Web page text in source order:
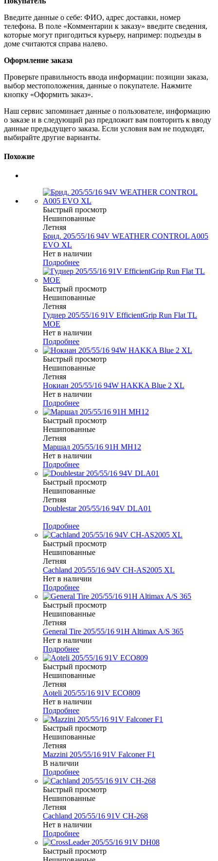
Введите данные о себе: ФИО, адрес доставки, номер
телефона. В поле «Комментарии к заказу» введите сведения,
которые могут пригодиться курьеру, например: подъезды в
доме считаются справа налево.
Оформление заказа
Проверьте правильность ввода информации: позиции заказа,
выбор местоположения, данные о покупателе. Нажмите
кнопку «Оформить заказ».
Наш сервис запоминает данные о пользователе, информацию
о заказе и в следующий раз предложит вам повторить к вводу
данные предыдущего заказа. Если условия вам не подходят,
выбирайте другие варианты.
Похожие
Быстрый просмотр
Нешипованные
Летняя
Брид. 205/55/16 94V WEATHER CONTROL A005
EVO XL
Нет в наличии
Подробнее
Быстрый просмотр
Нешипованные
Летняя
Гудиер 205/55/16 91V EfficientGrip Run Flat TL
MOE
Нет в наличии
Подробнее
Быстрый просмотр
Нешипованные
Летняя
Нокиан 205/55/16 94W HAKKA Blue 2 XL
Нет в наличии
Подробнее
Быстрый просмотр
Нешипованные
Летняя
Маршал 205/55/16 91H MH12
Нет в наличии
Подробнее
Быстрый просмотр
Нешипованные
Летняя
Doublestar 205/55/16 94V DLA01
Подробнее
Быстрый просмотр
Нешипованные
Летняя
Cachland 205/55/16 94V CH-AS2005 XL
Нет в наличии
Подробнее
Быстрый просмотр
Нешипованные
Летняя
General Tire 205/55/16 91H Altimax A/S 365
Нет в наличии
Подробнее
Быстрый просмотр
Нешипованные
Летняя
Aoteli 205/55/16 91V ECO809
Нет в наличии
Подробнее
Быстрый просмотр
Нешипованные
Летняя
Mazzini 205/55/16 91V Falconer F1
В наличии
Подробнее
Быстрый просмотр
Нешипованные
Летняя
Cachland 205/55/16 91V CH-268
Нет в наличии
Подробнее
Быстрый просмотр